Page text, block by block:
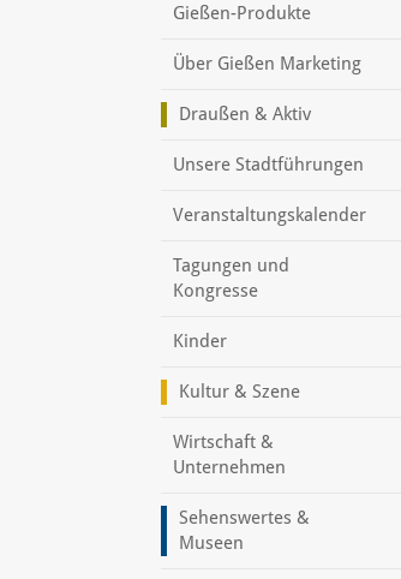
Gießen-Produkte
Über Gießen Marketing
Draußen & Aktiv
Unsere Stadtführungen
Veranstaltungskalender
Tagungen und
Kongresse
Kinder
Kultur & Szene
Wirtschaft &
Unternehmen
Sehenswertes &
Museen